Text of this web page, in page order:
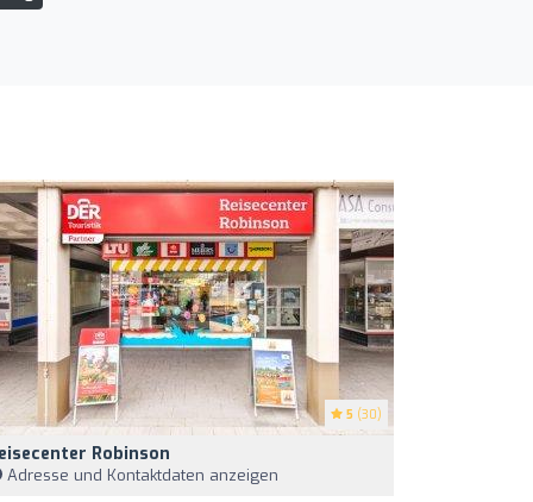
5 (30)
Robinson
Adresse und Kontaktdaten anzeigen